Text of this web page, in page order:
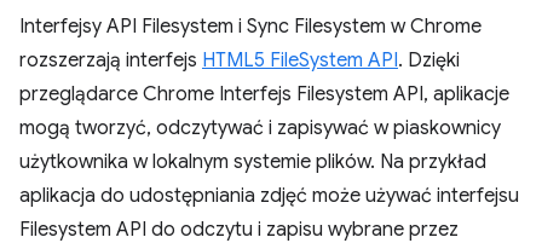
Interfejsy API Filesystem i Sync Filesystem w Chrome
rozszerzają interfejs HTML5 FileSystem API. Dzięki
przeglądarce Chrome Interfejs Filesystem API, aplikacje
mogą tworzyć, odczytywać i zapisywać w piaskownicy
użytkownika w lokalnym systemie plików. Na przykład
aplikacja do udostępniania zdjęć może używać interfejsu
Filesystem API do odczytu i zapisu wybrane przez